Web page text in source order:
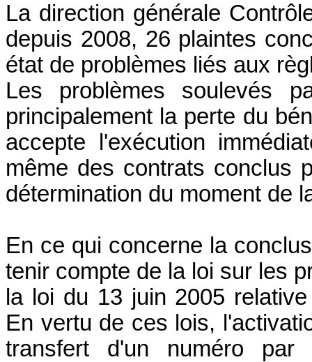
La direction générale
depuis 2008, 26 plaintes
état de problèmes liés aux
Les problèmes soulevés
principalement la perte du
accepte l'exécution
même des contrats conclus
détermination du moment de
En ce qui concerne la
tenir compte de la loi sur les
la loi du 13 juin 2005
En vertu de ces lois,
transfert d'un numéro